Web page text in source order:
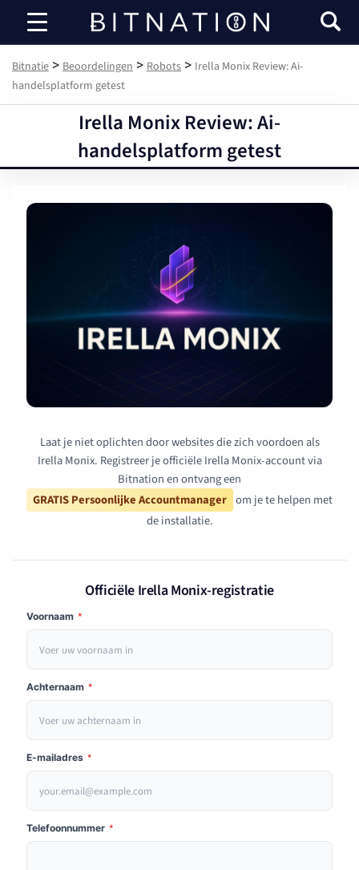
Bitnatie
Bitnatie > Beoordelingen > Robots > Irella Monix Review: Ai-
handelsplatform getest
Irella Monix Review: Ai-
handelsplatform getest
Laat je niet oplichten door websites die zich voordoen als
Irella Monix. Registreer je officiële Irella Monix-account via
Bitnation en ontvang een
GRATIS Persoonlijke Accountmanager om je te helpen met
de installatie.
Officiële Irella Monix-registratie
Voornaam *
Achternaam *
E-mailadres *
Telefoonnummer *